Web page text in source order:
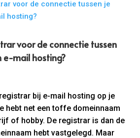
voor de connectie tussen
e-mail hosting?
bij e-mail hosting op je
hebt net een toffe domeinnaam
of hobby. De registrar is dan de
hebt vastgelegd. Maar